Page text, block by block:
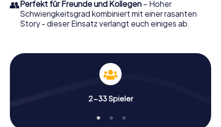
👥Perfekt für Freunde und Kollegen – Hoher
Schwierigkeitsgrad kombiniert mit einer rasanten
Story - dieser Einsatz verlangt euch einiges ab.
2-33 Spieler